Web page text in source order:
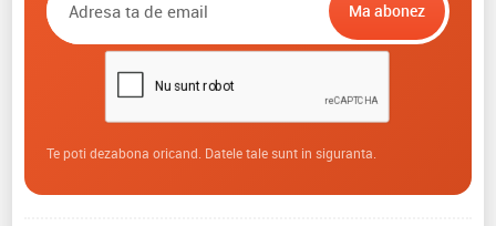
Te poti dezabona oricand. Datele tale sunt in siguranta.